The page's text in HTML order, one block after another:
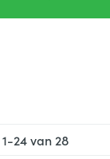
1-24van 28